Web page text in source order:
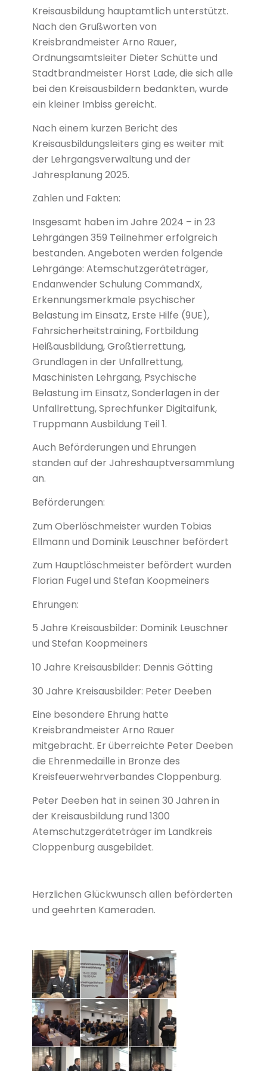
Kreisausbildung hauptamtlich unterstützt.
Nach den Grußworten von
Kreisbrandmeister Arno Rauer,
Ordnungsamtsleiter Dieter Schütte und
Stadtbrandmeister Horst Lade, die sich alle
bei den Kreisausbildern bedankten, wurde
ein kleiner Imbiss gereicht.
Nach einem kurzen Bericht des
Kreisausbildungsleiters ging es weiter mit
der Lehrgangsverwaltung und der
Jahresplanung 2025.
Zahlen und Fakten:
Insgesamt haben im Jahre 2024 – in 23
Lehrgängen 359 Teilnehmer erfolgreich
bestanden. Angeboten werden folgende
Lehrgänge: Atemschutzgeräteträger,
Endanwender Schulung CommandX,
Erkennungsmerkmale psychischer
Belastung im Einsatz, Erste Hilfe (9UE),
Fahrsicherheitstraining, Fortbildung
Heißausbildung, Großtierrettung,
Grundlagen in der Unfallrettung,
Maschinisten Lehrgang, Psychische
Belastung im Einsatz, Sonderlagen in der
Unfallrettung, Sprechfunker Digitalfunk,
Truppmann Ausbildung Teil 1.
Auch Beförderungen und Ehrungen
standen auf der Jahreshauptversammlung
an.
Beförderungen:
Zum Oberlöschmeister wurden Tobias
Ellmann und Dominik Leuschner befördert
Zum Hauptlöschmeister befördert wurden
Florian Fugel und Stefan Koopmeiners
Ehrungen:
5 Jahre Kreisausbilder: Dominik Leuschner
und Stefan Koopmeiners
10 Jahre Kreisausbilder: Dennis Götting
30 Jahre Kreisausbilder: Peter Deeben
Eine besondere Ehrung hatte
Kreisbrandmeister Arno Rauer
mitgebracht. Er überreichte Peter Deeben
die Ehrenmedaille in Bronze des
Kreisfeuerwehrverbandes Cloppenburg.
Peter Deeben hat in seinen 30 Jahren in
der Kreisausbildung rund 1300
Atemschutzgeräteträger im Landkreis
Cloppenburg ausgebildet.
Herzlichen Glückwunsch allen beförderten
und geehrten Kameraden.